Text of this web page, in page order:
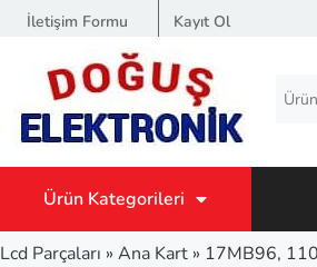
İletişim Formu Kayıt Ol
Ürün Kategorileri
Lcd Parçaları » Ana Kart » 17MB96,